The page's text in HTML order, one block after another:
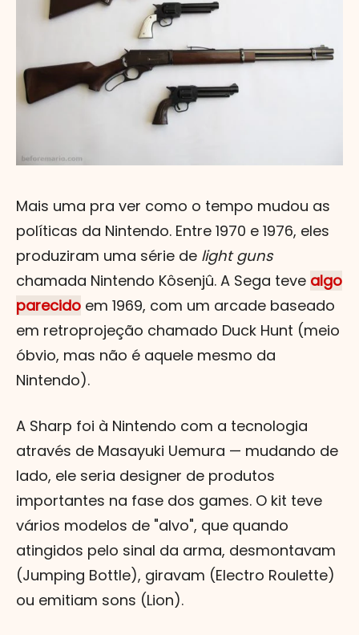
Mais uma pra ver como o tempo mudou as
políticas da Nintendo. Entre 1970 e 1976, eles
produziram uma série de light guns
chamada Nintendo Kôsenjû. A Sega teve algo
parecido em 1969, com um arcade baseado
em retroprojeção chamado Duck Hunt (meio
óbvio, mas não é aquele mesmo da
Nintendo).
A Sharp foi à Nintendo com a tecnologia
através de Masayuki Uemura — mudando de
lado, ele seria designer de produtos
importantes na fase dos games. O kit teve
vários modelos de "alvo", que quando
atingidos pelo sinal da arma, desmontavam
(Jumping Bottle), giravam (Electro Roulette)
ou emitiam sons (Lion).